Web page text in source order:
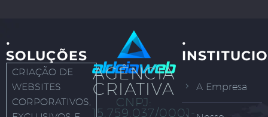
·
SOLUÇÕES
CRIAÇÃO DE
WEBSITES
CORPORATIVOS,
AGÊNCIA
CRIATIVA
CNPJ:
15.759.037/0001-
·
A Empresa